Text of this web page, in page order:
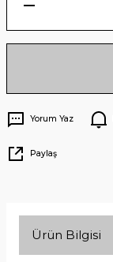
Yorum Yaz
Paylaş
Ürün Bilgisi